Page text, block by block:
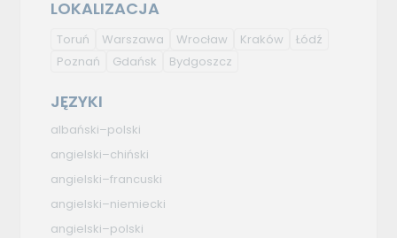
LOKALIZACJA
Toruń Warszawa Wrocław Kraków
Łódź
Poznań
Gdańsk Bydgoszcz
JĘZYKI
albański–polski
angielski–chiński
angielski–francuski
angielski–niemiecki
angielski–polski